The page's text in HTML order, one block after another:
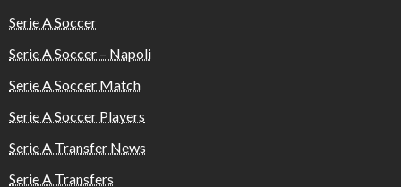
Serie A Soccer
Serie A Soccer – Napoli
Serie A Soccer Match
Serie A Soccer Players
Serie A Transfer News
Serie A Transfers